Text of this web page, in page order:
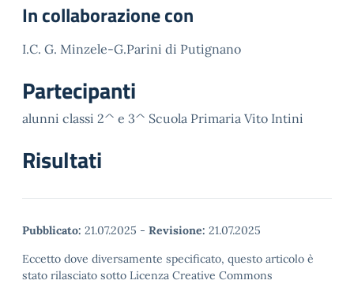
In collaborazione con
I.C. G. Minzele-G.Parini di Putignano
Partecipanti
alunni classi 2^ e 3^ Scuola Primaria Vito Intini
Risultati
Pubblicato: 21.07.2025 - Revisione: 21.07.2025
Eccetto dove diversamente specificato, questo articolo è
stato rilasciato sotto Licenza Creative Commons